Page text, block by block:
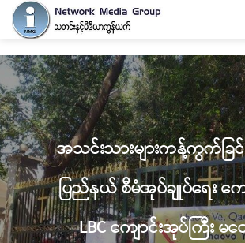
အသင်းသားများကန့်ကွက်ခြင်
ပြည်နယ် စီမံအုပ်ချုပ်ရေး က
LBC ကျောင်းအုပ်ကြီး